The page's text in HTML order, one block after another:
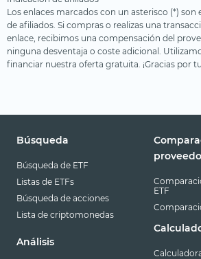
Los enlaces marcados con un asterisco (*) son
de afiliados. Si compras o realizas una
enlace, recibimos una compensación del
ninguna desventaja o coste adicional.
financiar nuestra oferta gratuita. ¡Gracias por
Búsqueda
Búsqueda de ETF
Listas de ETFs
Búsqueda de acciones
Lista de criptomonedas
Análisis
ETF